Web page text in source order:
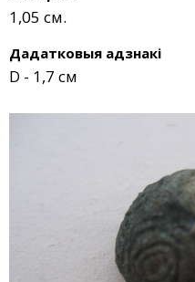
1,05 см.
Дадатковыя адзнакі
D - 1,7 см